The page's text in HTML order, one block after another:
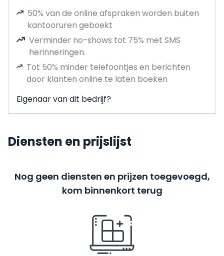
50% van de online afspraken worden buiten
kantooruren geboekt
Verminder no-shows tot 75% met SMS
herinneringen.
Tot 50% minder telefoontjes en berichten
door klanten online te laten boeken
Eigenaar van dit bedrijf?
Diensten en prijslijst
Nog geen diensten en prijzen toegevoegd,
kom binnenkort terug